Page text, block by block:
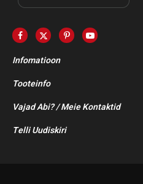
Infomatioon
Tooteinfo
Vajad Abi? / Meie Kontaktid
Telli Uudiskiri